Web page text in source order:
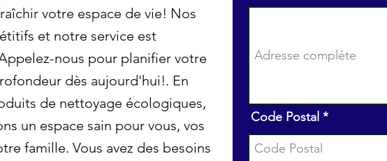
votre espace de vie! Nos
et notre service est
nous pour planifier votre
dès aujourd'hui!. En
de nettoyage écologiques,
un espace sain pour vous, vos
famille. Vous avez des besoins
Code Postal